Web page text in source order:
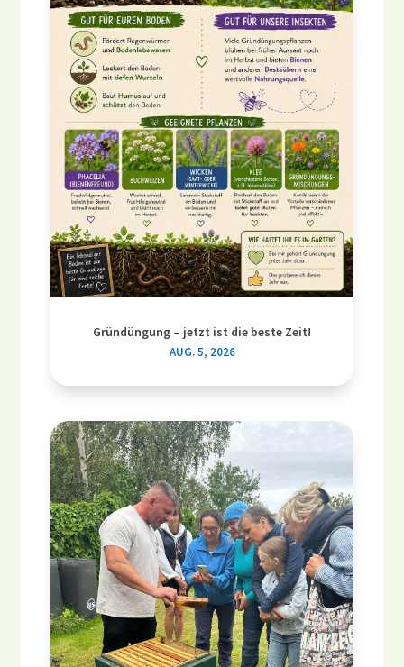
Gründüngung – jetzt ist die beste Zeit!
AUG. 5, 2026